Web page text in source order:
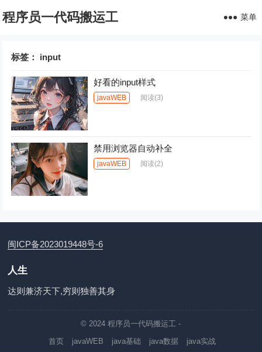
程序员一代码搬运工 菜单
标签： input
好看的input样式
javaWEB 阅读(3)
禁用浏览器自动补全
javaWEB 阅读(2)
闽ICP备2023019448号-6
人生
达则兼济天下,穷则独善其身
© 2024程序员一代码搬运工 -
首页
javaWEB java基础 java数据 java实战